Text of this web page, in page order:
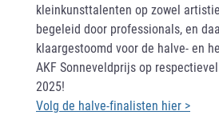
kleinkunsttalenten op zowel
begeleid door professionals, en
klaargestoomd voor de halve- en
AKF Sonneveldprijs op
2025!
Volg de halve-finalisten hier >